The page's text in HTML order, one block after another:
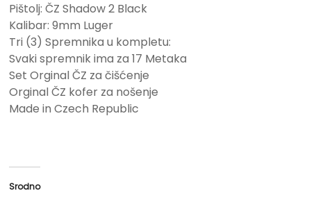
Pištolj: ČZ Shadow 2 Black
Kalibar: 9mm Luger
Tri (3) Spremnika u kompletu:
Svaki spremnik ima za 17 Metaka
Set Orginal ČZ za čišćenje
Orginal ČZ kofer za nošenje
Made in Czech Republic
Srodno